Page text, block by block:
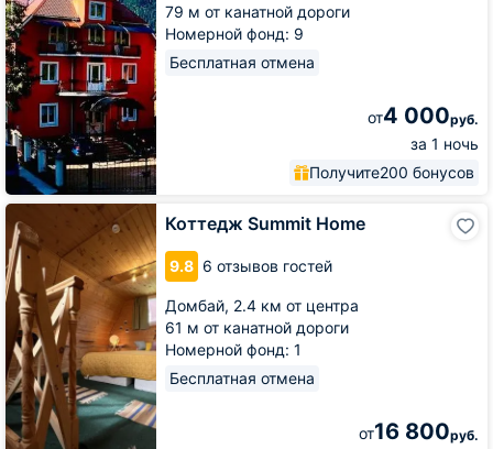
79 м от канатной дороги
Номерной фонд: 9
Бесплатная отмена
от4 000руб.
за 1 ночь
Получите200 бонусов
Коттедж Summit Home
9.8 6 отзывов гостей
Домбай, 2.4 км от центра
61 м от канатной дороги
Номерной фонд: 1
Бесплатная отмена
от16 800руб.
Коттедж
Summit
Home